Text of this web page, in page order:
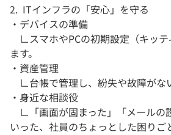
2. ITインフラの「安心」を守る
・デバイスの準備
∟スマホやPCの初期設定（キッテ
ます。
・資産管理
∟台帳で管理し、紛失や故障がな
・身近な相談役
∟「画面が固まった」「メールの
いった、社員のちょっとした困りご